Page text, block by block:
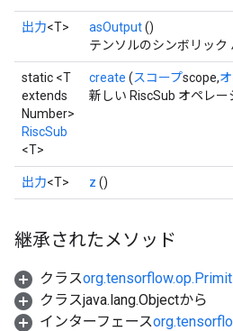
出力<T> asOutput()
テンソルのシンボリック
static <T
extends
Number>
RiscSub
<T>
create (スコープscope,
新しい RiscSub オペレ
出力<T> z ()
継承されたメソッド
クラス
クラスjava.lang.Objectから
インターフェース